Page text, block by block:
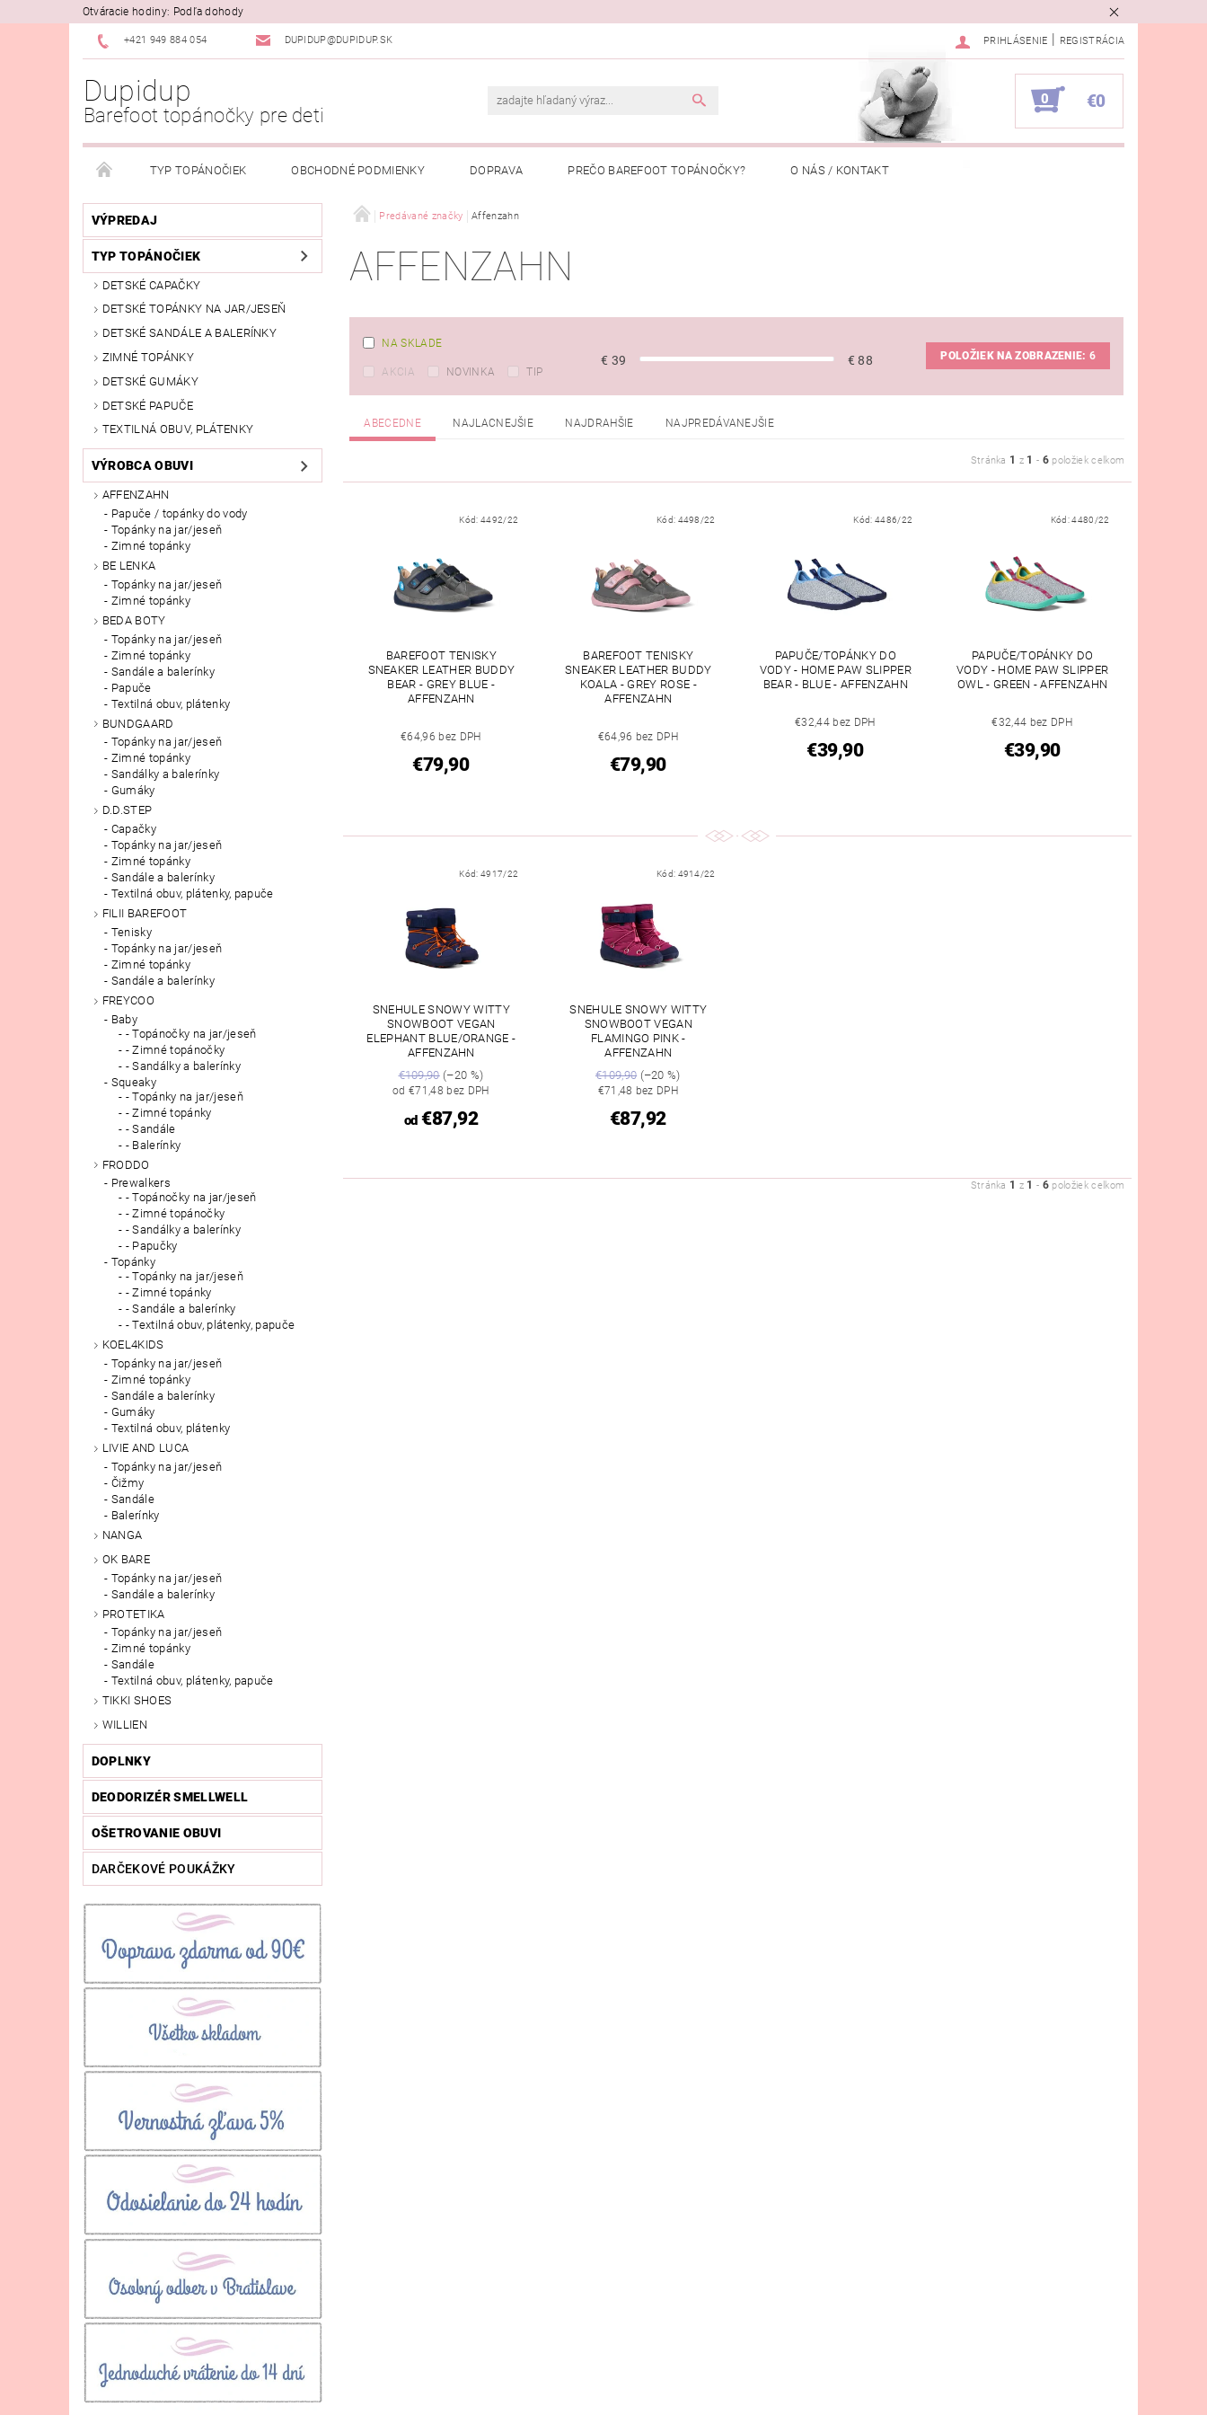
Otváracie hodiny: Podľa dohody
+421 949 884 054 DUPIDUP@DUPIDUP.SK PRIHLÁSENIE REGISTRÁCIA
Dupidup
Barefoot topánočky pre deti
0 €0
TYP TOPÁNOČIEK OBCHODNÉ PODMIENKY DOPRAVA PREČO BAREFOOT TOPÁNOČKY? O NÁS / KONTAKT
PODMIENKY OSOBNÝCH ÚDAJOV REKLAMAČNÝ PORIADOK PREČO NAKUPOVAŤ U NÁS?
VÝPREDAJ
TYP TOPÁNOČIEK
DETSKÉ CAPAČKY
DETSKÉ TOPÁNKY NA JAR/JESEŇ
DETSKÉ SANDÁLE A BALERÍNKY
ZIMNÉ TOPÁNKY
DETSKÉ GUMÁKY
DETSKÉ PAPUČE
TEXTILNÁ OBUV, PLÁTENKY
VÝROBCA OBUVI
AFFENZAHN
Papuče / topánky do vody
Topánky na jar/jeseň
Zimné topánky
BE LENKA
Topánky na jar/jeseň
Zimné topánky
BEDA BOTY
Topánky na jar/jeseň
Zimné topánky
Sandále a balerínky
Papuče
Textilná obuv, plátenky
BUNDGAARD
Topánky na jar/jeseň
Zimné topánky
Sandálky a balerínky
Gumáky
D.D.STEP
Capačky
Topánky na jar/jeseň
Zimné topánky
Sandále a balerínky
Textilná obuv, plátenky, papuče
FILII BAREFOOT
Tenisky
Topánky na jar/jeseň
Zimné topánky
Sandále a balerínky
FREYCOO
Baby
- Topánočky na jar/jeseň
- Zimné topánočky
- Sandálky a balerínky
Squeaky
- Topánky na jar/jeseň
- Zimné topánky
- Sandále
- Balerínky
FRODDO
Prewalkers
- Topánočky na jar/jeseň
- Zimné topánočky
- Sandálky a balerínky
- Papučky
Topánky
- Topánky na jar/jeseň
- Zimné topánky
- Sandále a balerínky
- Textilná obuv, plátenky, papuče
KOEL4KIDS
Topánky na jar/jeseň
Zimné topánky
Sandále a balerínky
Gumáky
Textilná obuv, plátenky
LIVIE AND LUCA
Topánky na jar/jeseň
Čižmy
Sandále
Balerínky
NANGA
OK BARE
Topánky na jar/jeseň
Sandále a balerínky
PROTETIKA
Topánky na jar/jeseň
Zimné topánky
Sandále
Textilná obuv, plátenky, papuče
TIKKI SHOES
WILLIEN
DOPLNKY
DEODORIZÉR SMELLWELL
OŠETROVANIE OBUVI
DARČEKOVÉ POUKÁŽKY
Predávané značky Affenzahn
AFFENZAHN
NA SKLADE
AKCIA NOVINKA TIP
€ 39 €88 POLOŽIEK NA ZOBRAZENIE:6
ABECEDNE NAJLACNEJŠIE NAJDRAHŠIE NAJPREDÁVANEJŠIE
Stránka 1 z 1 - 6 položiek celkom
Kód:4492/22
BAREFOOT TENISKY
SNEAKER LEATHER BUDDY
BEAR - GREY BLUE -
AFFENZAHN
€64,96 bez DPH
€79,90
Kód: 4498/22
BAREFOOT TENISKY
SNEAKER LEATHER BUDDY
KOALA - GREY ROSE -
AFFENZAHN
€64,96 bez DPH
€79,90
Kód: 4486/22
PAPUČE/TOPÁNKY DO
VODY - HOME PAW SLIPPER
BEAR - BLUE - AFFENZAHN
€32,44 bez DPH
€39,90
Kód:4480/22
PAPUČE/TOPÁNKY DO
VODY - HOME PAW SLIPPER
OWL - GREEN - AFFENZAHN
€32,44 bez DPH
€39,90
Kód:4917/22
SNEHULE SNOWY WITTY
SNOWBOOT VEGAN
ELEPHANT BLUE/ORANGE -
AFFENZAHN
€109,90(–20 %)
od €71,48 bez DPH
od€87,92
Kód: 4914/22
SNEHULE SNOWY WITTY
SNOWBOOT VEGAN
FLAMINGO PINK -
AFFENZAHN
€109,90 (–20 %)
€71,48 bez DPH
€87,92
Stránka 1 z 1 - 6 položiek celkom